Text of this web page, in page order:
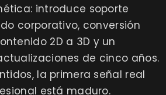
introduce soporte
corporativo, conversión
2D a 3D y un
de cinco años.
la primera señal real
está maduro.